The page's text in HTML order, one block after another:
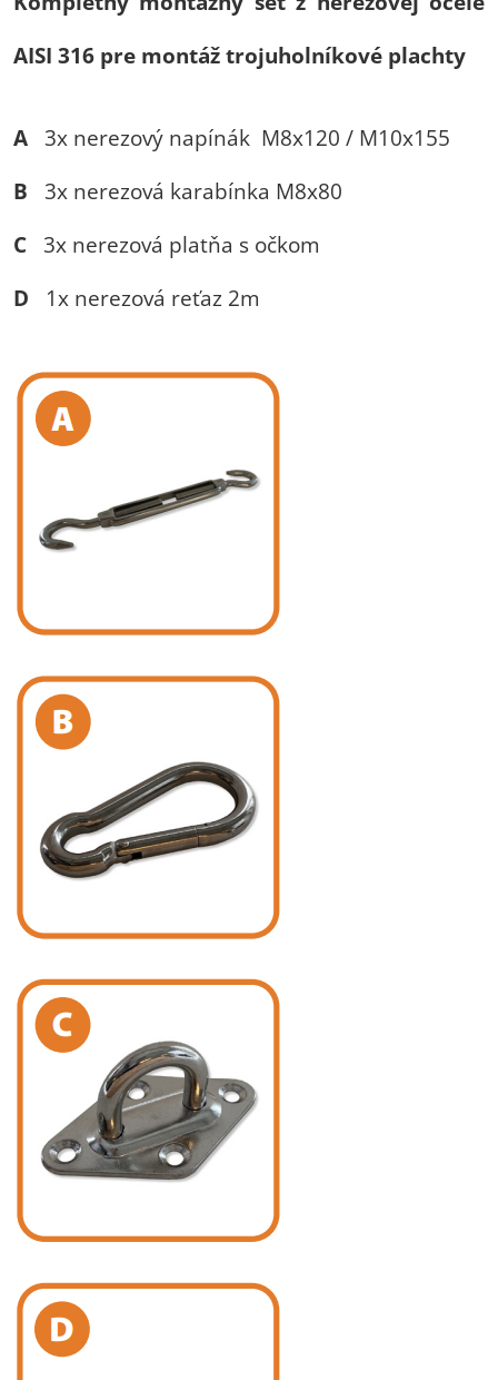
AISI 316 pre montáž trojuholníkové plachty
A 3x nerezový napínák M8x120 / M10x155
B 3x nerezová karabínka M8x80
C 3x nerezová platňa s očkom
D 1x nerezová reťaz 2m